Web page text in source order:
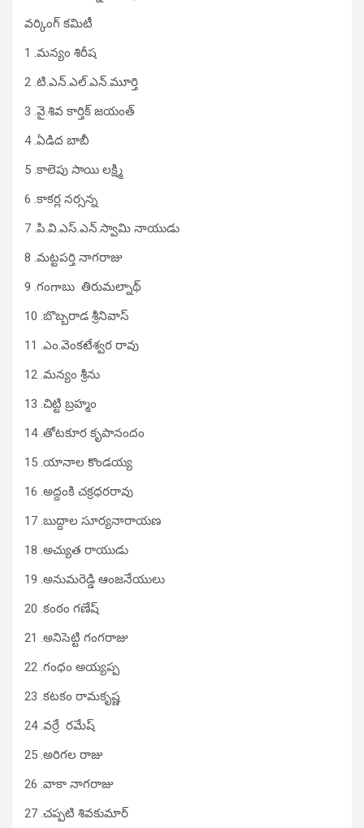
వర్కింగ్ కమిటీ
1 .మన్యం శిరీష
2 .టి.ఎన్.ఎల్.ఎన్.మూర్తి
3 .వై.శివ కార్తిక్ జయంత్
4 .ఏడిద బాబీ
5 .కాలెపు సాయి లక్ష్మి
6 .కాకర్ల నర్సన్న
7 .పి.వి.ఎస్.ఎన్.స్వామి నాయుడు
8 .మట్టపర్తి నాగరాజు
9 .గంగాబు తిరుమల్నాథ్
10 .బొబ్బరాడ శ్రీనివాస్
11 .ఎం.వెంకటేశ్వర రావు
12 .మన్యం శ్రీను
13 .చిట్టి బ్రహ్మం
14 .తోటకూర కృపానందం
15 .యానాల కొండయ్య
16 .అద్దంకి చక్రధరరావు
17 .బుద్దాల సూర్యనారాయణ
18 .అచ్యుత రాయుడు
19 .అనుమరెడ్డి ఆంజనేయులు
20 .కంఠం గణేష్
21 .అనిసెట్టి గంగరాజు
22 .గంధం అయ్యప్ప
23 .కటకం రామకృష్ణ
24 .వర్రే రమేష్
25 .అరిగల రాజు
26 .వాకా నాగరాజు
27 .చప్పటి శివకుమార్